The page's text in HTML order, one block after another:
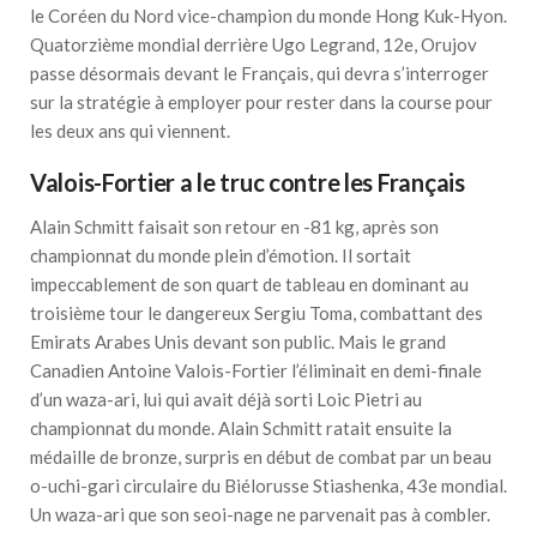
le Coréen du Nord vice-champion du monde Hong Kuk-Hyon.
Quatorzième mondial derrière Ugo Legrand, 12e, Orujov
passe désormais devant le Français, qui devra s’interroger
sur la stratégie à employer pour rester dans la course pour
les deux ans qui viennent.
Valois-Fortier a le truc contre les Français
Alain Schmitt faisait son retour en -81 kg, après son
championnat du monde plein d’émotion. Il sortait
impeccablement de son quart de tableau en dominant au
troisième tour le dangereux Sergiu Toma, combattant des
Emirats Arabes Unis devant son public. Mais le grand
Canadien Antoine Valois-Fortier l’éliminait en demi-finale
d’un waza-ari, lui qui avait déjà sorti Loic Pietri au
championnat du monde. Alain Schmitt ratait ensuite la
médaille de bronze, surpris en début de combat par un beau
o-uchi-gari circulaire du Biélorusse Stiashenka, 43e mondial.
Un waza-ari que son seoi-nage ne parvenait pas à combler.